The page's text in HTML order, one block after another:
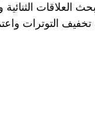
بحث العلاقات
التوترات